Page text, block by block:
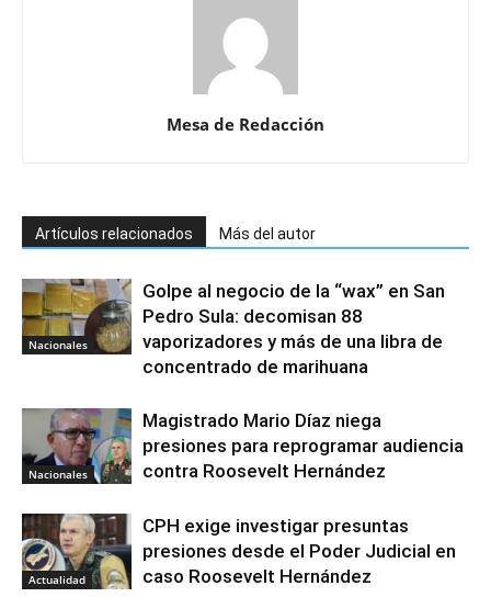
Mesa de Redacción
Artículos relacionados Más del autor
Nacionales
Golpe al negocio de la “wax” en San
Pedro Sula: decomisan 88
vaporizadores y más de una libra de
concentrado de marihuana
Nacionales
Magistrado Mario Díaz niega
presiones para reprogramar audiencia
contra Roosevelt Hernández
Actualidad
CPH exige investigar presuntas
presiones desde el Poder Judicial en
caso Roosevelt Hernández